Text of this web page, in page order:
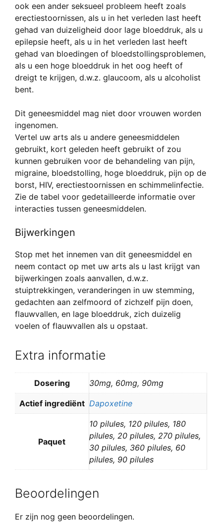
ook een ander seksueel probleem heeft zoals
erectiestoornissen, als u in het verleden last heeft
gehad van duizeligheid door lage bloeddruk, als u
epilepsie heeft, als u in het verleden last heeft
gehad van bloedingen of bloedstollingsproblemen,
als u een hoge bloeddruk in het oog heeft of
dreigt te krijgen, d.w.z. glaucoom, als u alcoholist
bent.
Dit geneesmiddel mag niet door vrouwen worden
ingenomen.
Vertel uw arts als u andere geneesmiddelen
gebruikt, kort geleden heeft gebruikt of zou
kunnen gebruiken voor de behandeling van pijn,
migraine, bloedstolling, hoge bloeddruk, pijn op de
borst, HIV, erectiestoornissen en schimmelinfectie.
Zie de tabel voor gedetailleerde informatie over
interacties tussen geneesmiddelen.
Bijwerkingen
Stop met het innemen van dit geneesmiddel en
neem contact op met uw arts als u last krijgt van
bijwerkingen zoals aanvallen, d.w.z.
stuiptrekkingen, veranderingen in uw stemming,
gedachten aan zelfmoord of zichzelf pijn doen,
flauwvallen, en lage bloeddruk, zich duizelig
voelen of flauwvallen als u opstaat.
Extra informatie
Dosering 30mg, 60mg, 90mg
Actief ingrediënt Dapoxetine
Paquet
10 pilules, 120 pilules, 180
pilules, 20 pilules, 270 pilules,
30 pilules, 360 pilules, 60
pilules, 90 pilules
Beoordelingen
Er zijn nog geen beoordelingen.